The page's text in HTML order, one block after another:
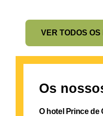
VER TODOS
Os
O hotel Prince de